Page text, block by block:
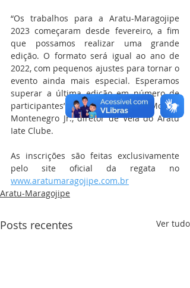
“Os trabalhos para a Aratu-Maragojipe
2023 começaram desde fevereiro, a fim
que possamos realizar uma grande
edição. O formato será igual ao ano de
2022, com pequenos ajustes para tornar o
evento ainda mais especial. Esperamos
superar a última edição em número de
participantes”, declara Moacyr
Montenegro Jr., diretor de Vela do Aratu
Iate Clube.
As inscrições são feitas exclusivamente
www.aratumaragojipe.com.br
Aratu-Maragojipe
Posts recentes Ver tudo